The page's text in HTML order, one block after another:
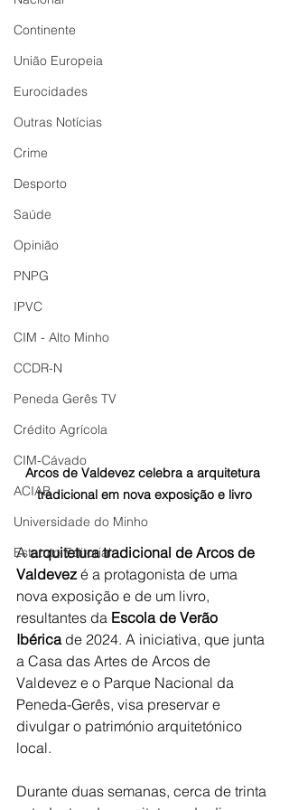
Continente
União Europeia
Eurocidades
Outras Notícias
Crime
Desporto
Saúde
Opinião
PNPG
IPVC
CIM - Alto Minho
CCDR-N
Peneda Gerês TV
Crédito Agrícola
CIM-Cávado
ACIAB
Universidade do Minho
Estatuto Editorial
Arcos de Valdevez celebra a arquitetura
tradicional em nova exposição e livro
A arquitetura tradicional de Arcos de
Valdevez é a protagonista de uma
nova exposição e de um livro,
resultantes da Escola de Verão
Ibérica de 2024. A iniciativa, que junta
a Casa das Artes de Arcos de
Valdevez e o Parque Nacional da
Peneda-Gerês, visa preservar e
divulgar o património arquitetónico
local.
Durante duas semanas, cerca de trinta